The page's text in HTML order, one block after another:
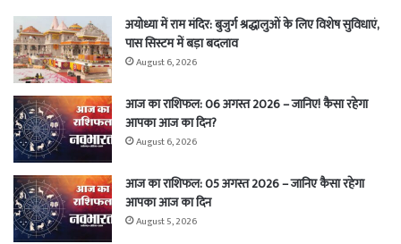
अयोध्या में राम मंदिर: बुजुर्ग श्रद्धालुओं के लिए विशेष सुविधाएं,
पास सिस्टम में बड़ा बदलाव
August 6, 2026
आज का राशिफल: 06 अगस्त 2026 – जानिए! कैसा रहेगा
आपका आज का दिन?
August 6, 2026
आज का राशिफल: 05 अगस्त 2026 – जानिए कैसा रहेगा
आपका आज का दिन
August 5, 2026